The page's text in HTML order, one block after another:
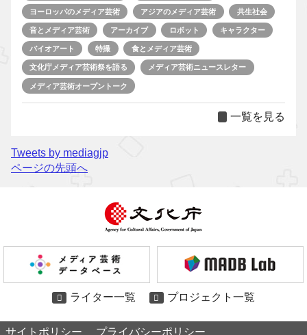
ヨーロッパのメディア芸術 アジアのメディア芸術 共生社会
音とメディア芸術 アーカイブ ロボット キャラクター
バイオアート 特撮 食とメディア芸術
文化庁メディア芸術祭を語る メディア芸術ニュースレター
メディア芸術オープントーク
一覧を見る
Tweets by mediagjp
ページの先頭へ
ライター一覧 プロジェクト一覧
サイトポリシー プライバシーポリシー